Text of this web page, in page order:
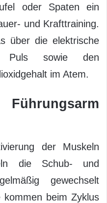
oder Spaten ein
und Krafttraining.
über die elektrische
Puls sowie den
im Atem.
der Muskeln
die Schub- und
gewechselt
kommen beim Zyklus